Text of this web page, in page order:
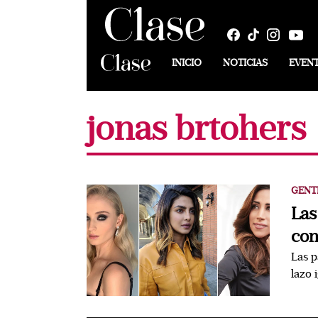
INICIO NOTICIAS
jonas brtohers
Las
lazo